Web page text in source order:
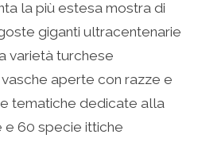
la più estesa mostra di
giganti ultracentenarie
varietà turchese
aperte con razze e
tematiche dedicate alla
e 60 specie ittiche